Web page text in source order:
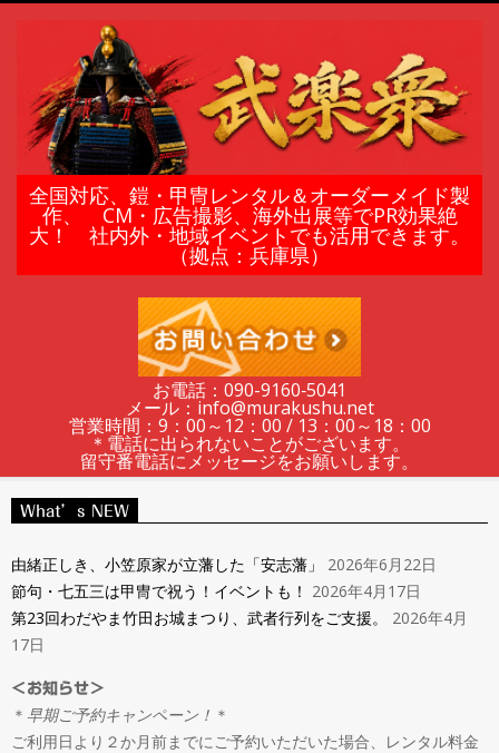
鎧
甲
レ
ン
タ
ル
＆
全国対応、鎧・甲冑レンタル＆オーダーメイド製
作、 CM・広告撮影、海外出展等でPR効果絶
大！ 社内外・地域イベントでも活用できます。
（拠点：兵庫県）
お電話：090-9160‐5041
メール：info@murakushu.net
営業時間：9：00～12：00 / 13：00～18：00
＊電話に出られないことがございます。
留守番電話にメッセージをお願いします。
Navigation
What’s NEW
由緒正しき、小笠原家が立藩した「安志藩」
2026年6月22日
節句・七五三は甲冑で祝う！イベントも！ 2026年4月17日
第23回わだやま竹田お城まつり、武者行列をご支援。
2026年4月
17日
＜お知らせ＞
＊ 早期ご予約キャンペーン！ ＊
ご利用日より２か月前までにご予約いただいた場合、レンタル料金